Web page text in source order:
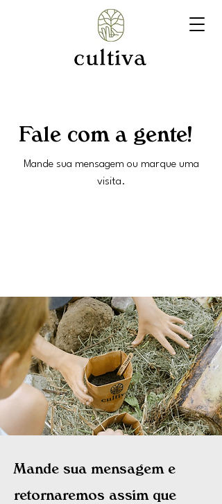
Fale com a gente!
Mande sua mensagem ou marque uma
visita.
Mande sua mensagem e
retornaremos assim que